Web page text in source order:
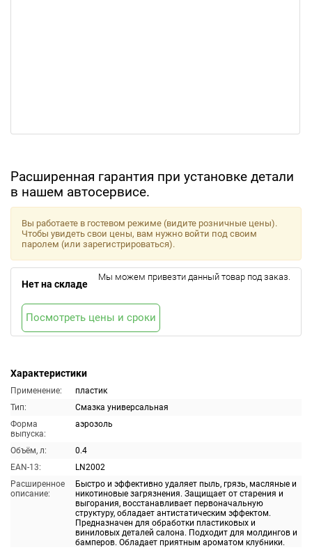
Расширенная гарантия при установке детали
в нашем автосервисе.
Характеристики
Применение:
пластик
Тип:
Смазка универсальная
Форма
выпуска:
аэрозоль
Объём, л:
0.4
EAN-13:
LN2002
Расширенное
описание:
Быстро и эффективно удаляет пыль, грязь, масляные и
никотиновые загрязнения. Защищает от старения и
выгорания, восстанавливает первоначальную
структуру, обладает антистатическим эффектом.
Предназначен для обработки пластиковых и
виниловых деталей салона. Подходит для молдингов и
бамперов. Обладает приятным ароматом клубники.
Вы работаете в гостевом режиме (видите розничные цены).
Чтобы увидеть свои цены, вам нужно войти под своим
паролем (или зарегистрироваться).
Нет на складе
Мы можем привезти данный товар под заказ.
Посмотреть цены и сроки